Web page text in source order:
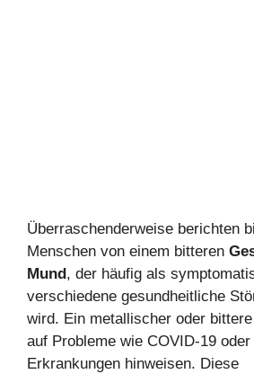
Überraschenderweise berichten
Menschen von einem bitteren
Mund , der häufig als
verschiedene gesundheitliche
wird. Ein metallischer oder
auf Probleme wie COVID-19 oder
Erkrankungen hinweisen. Diese